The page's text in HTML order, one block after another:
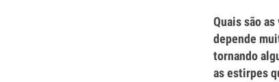
Quais são
depende
tornando
as estirpes